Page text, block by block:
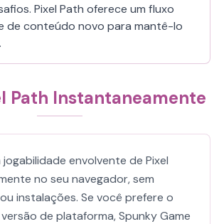
Pixel Path oferece um fluxo
de conteúdo novo para mantê-lo
Path Instantaneamente
envolvente de Pixel
no seu navegador, sem
instalações. Se você prefere o
de plataforma, Spunky Game